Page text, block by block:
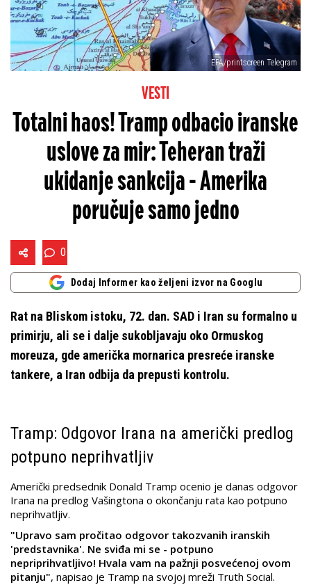
EPA/printscreen Telegram
VESTI
Totalni haos! Tramp odbacio iranske
uslove za mir: Teheran traži
ukidanje sankcija - Amerika
poručuje samo jedno
0
Dodaj Informer kao željeni izvor na Googlu
Rat na Bliskom istoku, 72. dan. SAD i Iran su formalno u
primirju, ali se i dalje sukobljavaju oko Ormuskog
moreuza, gde američka mornarica presreće iranske
tankere, a Iran odbija da prepusti kontrolu.
Tramp: Odgovor Irana na američki predlog
potpuno neprihvatljiv
Američki predsednik Donald Tramp ocenio je danas odgovor
Irana na predlog Vašingtona o okončanju rata kao potpuno
neprihvatljiv.
"Upravo sam pročitao odgovor takozvanih iranskih
'predstavnika'. Ne sviđa mi se - potpuno
nepriprihvatljivo! Hvala vam na pažnji posvećenoj ovom
pitanju", napisao je Tramp na svojoj mreži Truth Social.